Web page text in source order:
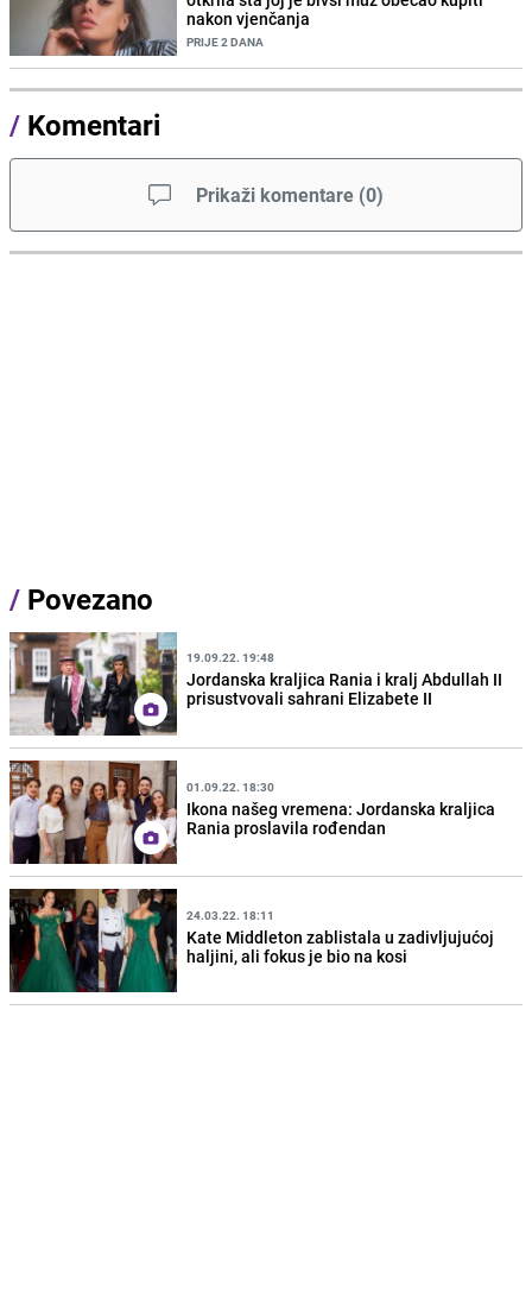
nakon vjenčanja
PRIJE 2 DANA
/ Komentari
Prikaži komentare (0)
/ Povezano
19.09.22. 19:48
Jordanska kraljica Rania i kralj Abdullah II
prisustvovali sahrani Elizabete II
01.09.22. 18:30
Ikona našeg vremena: Jordanska kraljica
Rania proslavila rođendan
24.03.22. 18:11
Kate Middleton zablistala u zadivljujućoj
haljini, ali fokus je bio na kosi